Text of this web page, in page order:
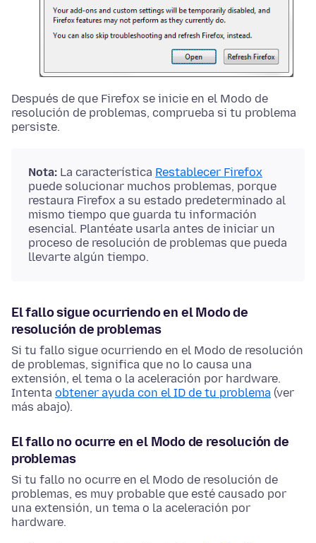
Después de que Firefox se inicie en el Modo de
resolución de problemas, comprueba si tu problema
persiste.
Nota: La característica Restablecer Firefox
puede solucionar muchos problemas, porque
restaura Firefox a su estado predeterminado al
mismo tiempo que guarda tu información
esencial. Plantéate usarla antes de iniciar un
proceso de resolución de problemas que pueda
llevarte algún tiempo.
El fallo sigue ocurriendo en el Modo de
resolución de problemas
Si tu fallo sigue ocurriendo en el Modo de resolución
de problemas, significa que no lo causa una
extensión, el tema o la aceleración por hardware.
Intenta obtener ayuda con el ID de tu problema (ver
más abajo).
El fallo no ocurre en el Modo de resolución de
problemas
Si tu fallo no ocurre en el Modo de resolución de
problemas, es muy probable que esté causado por
una extensión, un tema o la aceleración por
hardware.